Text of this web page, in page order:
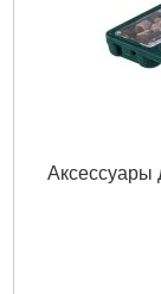
Аксессуары